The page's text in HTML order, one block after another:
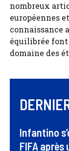
nombreux
européennes
connaissance
équilibrée font
domaine des
Infantino
FIFA après